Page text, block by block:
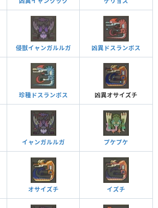
侵獣イャンガルルガ 凶異ドスランポス
珍種ドスランポス 凶異オサイズチ
イャンガルルガ プケプケ
オサイズチ イズチ